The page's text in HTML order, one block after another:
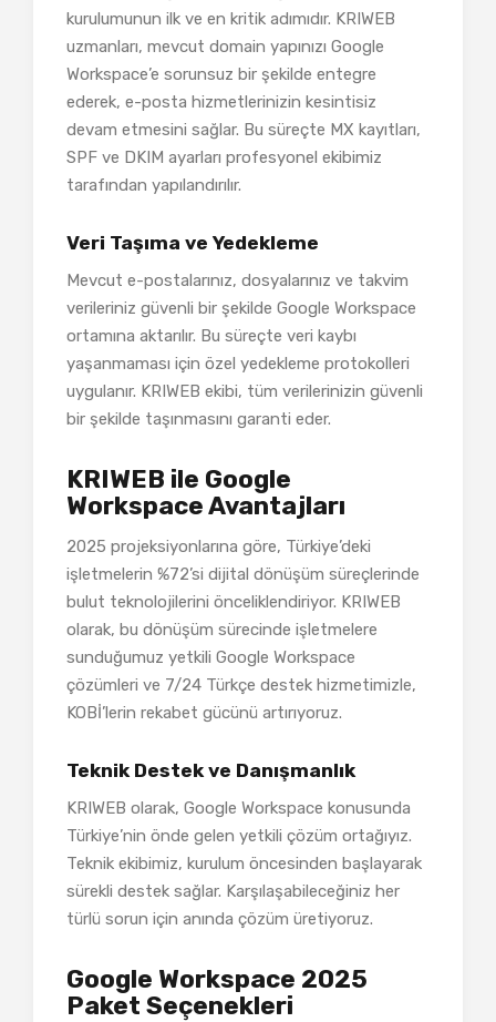
kurulumunun ilk ve en kritik adımıdır. KRIWEB
uzmanları, mevcut domain yapınızı Google
Workspace’e sorunsuz bir şekilde entegre
ederek, e-posta hizmetlerinizin kesintisiz
devam etmesini sağlar. Bu süreçte MX kayıtları,
SPF ve DKIM ayarları profesyonel ekibimiz
tarafından yapılandırılır.
Veri Taşıma ve Yedekleme
Mevcut e-postalarınız, dosyalarınız ve takvim
verileriniz güvenli bir şekilde Google Workspace
ortamına aktarılır. Bu süreçte veri kaybı
yaşanmaması için özel yedekleme protokolleri
uygulanır. KRIWEB ekibi, tüm verilerinizin güvenli
bir şekilde taşınmasını garanti eder.
KRIWEB ile Google
Workspace Avantajları
2025 projeksiyonlarına göre, Türkiye’deki
işletmelerin %72’si dijital dönüşüm süreçlerinde
bulut teknolojilerini önceliklendiriyor. KRIWEB
olarak, bu dönüşüm sürecinde işletmelere
sunduğumuz yetkili Google Workspace
çözümleri ve 7/24 Türkçe destek hizmetimizle,
KOBİ’lerin rekabet gücünü artırıyoruz.
Teknik Destek ve Danışmanlık
KRIWEB olarak, Google Workspace konusunda
Türkiye’nin önde gelen yetkili çözüm ortağıyız.
Teknik ekibimiz, kurulum öncesinden başlayarak
sürekli destek sağlar. Karşılaşabileceğiniz her
türlü sorun için anında çözüm üretiyoruz.
Google Workspace 2025
Paket Seçenekleri